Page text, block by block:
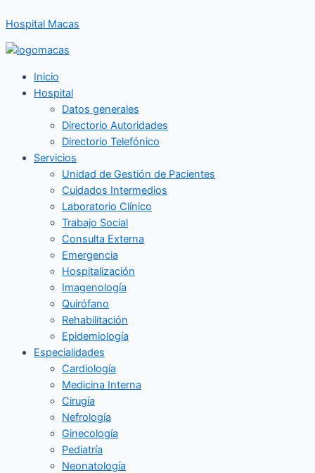
al
contenido
Hospital Macas
Inicio
Hospital
Datos generales
Directorio Autoridades
Directorio Telefónico
Servicios
Unidad de Gestión de Pacientes
Cuidados Intermedios
Laboratorio Clínico
Trabajo Social
Consulta Externa
Emergencia
Hospitalización
Imagenología
Quirófano
Rehabilitación
Epidemiología
Especialidades
Cardiología
Medicina Interna
Cirugía
Nefrología
Ginecología
Pediatría
Neonatología